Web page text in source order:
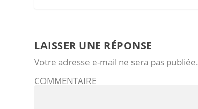
LAISSER UNE RÉPONSE
Votre adresse e-mail ne sera pas publiée.
COMMENTAIRE